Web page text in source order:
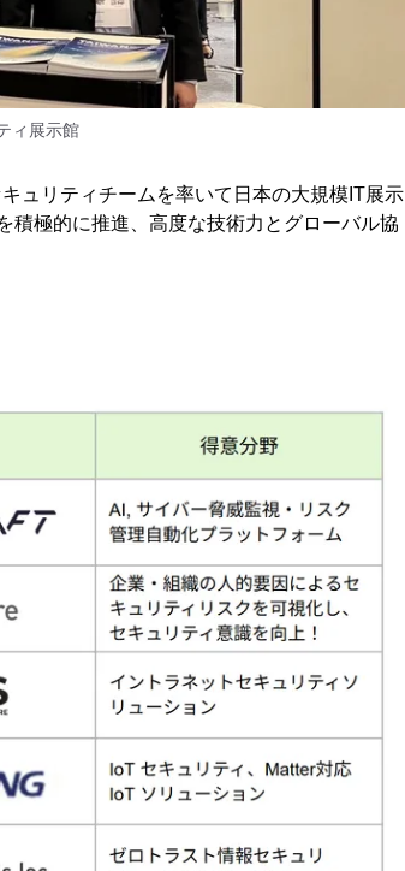
ィ展示館
ュリティチームを率いて日本の大規模IT展示
積極的に推進、高度な技術力とグローバル協